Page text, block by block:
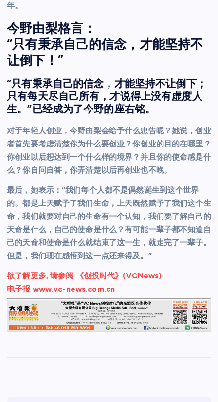
年。
今野由梨格言：
“只有秉承自己的信念，才能坚持不
让倒下！”
“只有秉承自己的信念，才能坚持不让倒下；
只有每天尽自己所有，才说得上没有虚度人
生。”已经成为了今野的座右铭。
对于年轻人创业，今野由梨会给予什么忠告呢？她说，创业
者首先要考虑清楚你为什么要创业？你创业的目的在哪里？
你创业以后想达到一个什么样的境界？并且你的使命感是什
么？你自问自答，你弄清楚以后再创业也不晚。
最后，她表示：“我们每个人都不是偶然诞生到这个世界
的。都是上天赋予了我们生命，上天既然赋予了我们这个生
命，我们就要对自己的生命有一个认知，我们要了解自己的
天命是什么，自己的使命是什么？有可能一辈子都不知道自
己的天命和使命是什么就结束了这一生，就走完了一辈子。
但是，我们现在感悟到这一点还来得及。”
欲了解更多, 请参阅 《创投时代》(VCNews)
电子报 www.vc-news.com.cn